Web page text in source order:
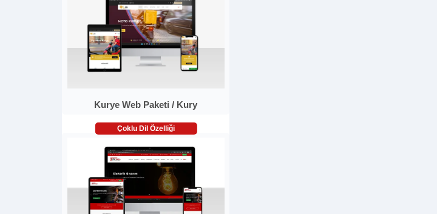
Kurye Web Paketi / Kury
Çoklu Dil Özelliği